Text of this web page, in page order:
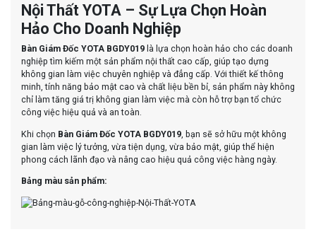
Nội Thất YOTA – Sự Lựa Chọn Hoàn
Hảo Cho Doanh Nghiệp
Bàn Giám Đốc YOTA BGDY019 là lựa chọn hoàn hảo cho các doanh
nghiệp tìm kiếm một sản phẩm nội thất cao cấp, giúp tạo dựng
không gian làm việc chuyên nghiệp và đẳng cấp. Với thiết kế thông
minh, tính năng bảo mật cao và chất liệu bền bỉ, sản phẩm này không
chỉ làm tăng giá trị không gian làm việc mà còn hỗ trợ bạn tổ chức
công việc hiệu quả và an toàn.
Khi chọn Bàn Giám Đốc YOTA BGDY019 , bạn sẽ sở hữu một không
gian làm việc lý tưởng, vừa tiện dụng, vừa bảo mật, giúp thể hiện
phong cách lãnh đạo và nâng cao hiệu quả công việc hàng ngày.
Bảng màu sản phẩm: